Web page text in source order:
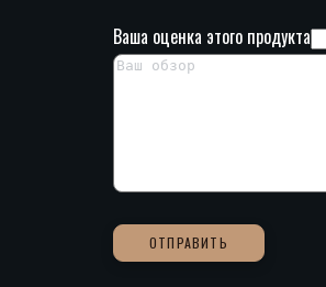
Ваша оценка этого продукта